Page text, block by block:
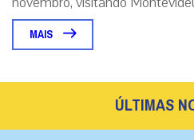
MAIS
ÚLTIMAS